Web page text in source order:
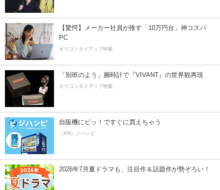
【驚愕】メーカー社員が推す「10万円台」神コスパ
PC
オリコンタイアップ特集
「別班のよう」腕時計で『VIVANT』の世界観再現
オリコンタイアップ特集
自販機にピッ！ですぐに買えちゃう
（PR）ジハンピ
2026年7月夏ドラマも、注目作＆話題作が勢ぞろい！